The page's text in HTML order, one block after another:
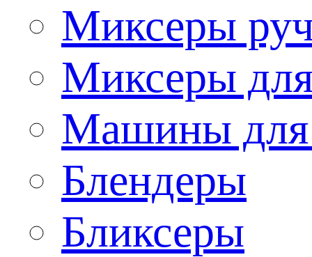
Миксеры
Миксеры
Машины для
Блендеры
Бликсеры